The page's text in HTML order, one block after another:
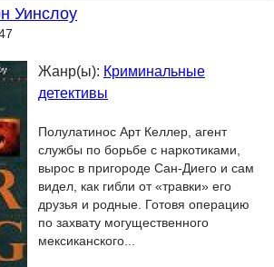
Уинслоу
Жанр(ы): Криминальные
детективы
Полулатинос Арт Келлер, агент
службы по борьбе с наркотиками,
вырос в пригороде Сан-Диего и сам
видел, как гибли от «травки» его
друзья и родные. Готовя операцию
по захвату могущественного
мексиканского...